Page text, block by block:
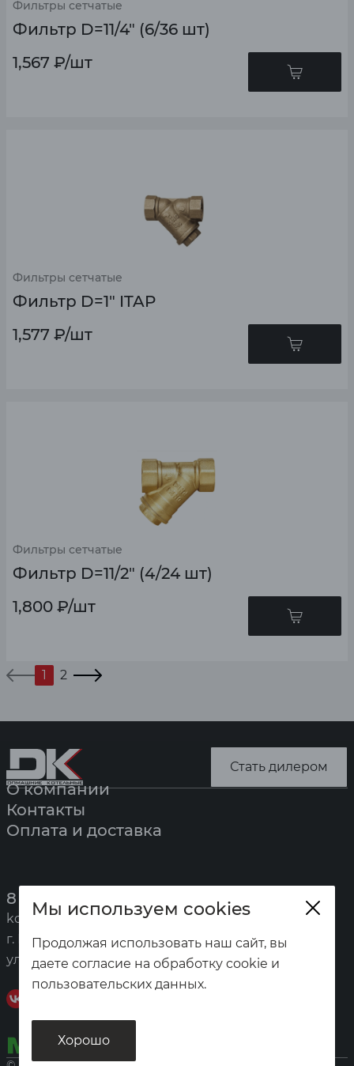
Фильтры сетчатые
Фильтр D=11/4" (6/36 шт)
1,567 ₽/шт
Фильтры сетчатые
Фильтр D=1" ITAP
1,577 ₽/шт
Фильтры сетчатые
Фильтр D=11/2" (4/24 шт)
1,800 ₽/шт
1 2
Стать дилером
О компании
Контакты
Оплата и доставка
8 (391) 247-7777
kotel@zota.ru
г. Красноярск,
ул. Калинина, 53а
Мы используем cookies
Продолжая использовать наш сайт, вы
даете согласие на обработку cookie и
пользовательских данных.
Хорошо